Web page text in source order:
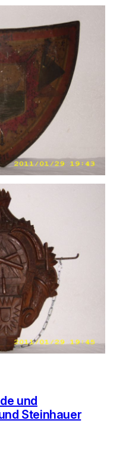
und
Steinhauer